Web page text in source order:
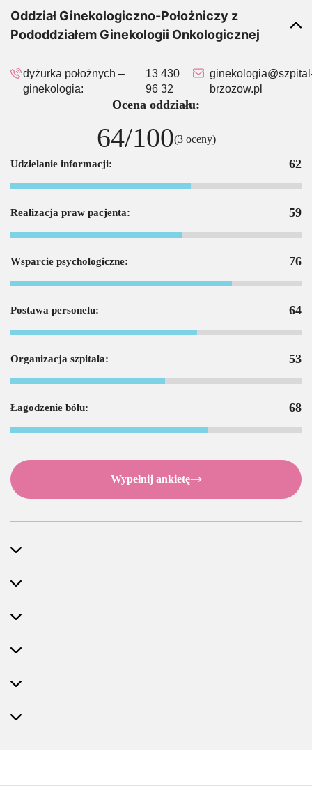
Oddział Ginekologiczno-Położniczy z
Pododdziałem Ginekologii Onkologicznej
dyżurka położnych –
ginekologia:
13 430
96 32
brzozow.pl
Ocena oddziału:
64/100(3 oceny)
Udzielanie informacji: 62
Realizacja praw pacjenta: 59
Wsparcie psychologiczne: 76
Postawa personelu: 64
Organizacja szpitala: 53
Łagodzenie bólu: 68
Wypełnij ankietę